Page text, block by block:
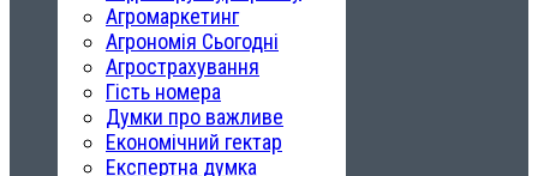
Агромаркетинг
Агрономія Сьогодні
Агрострахування
Гість номера
Думки про важливе
Економічний гектар
Експертна думка